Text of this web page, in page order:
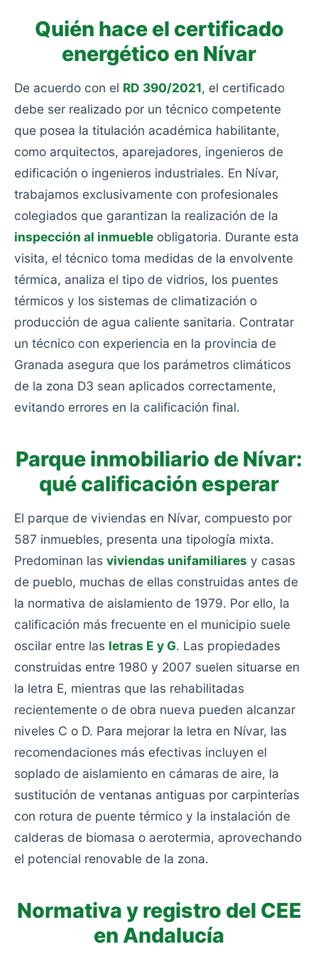
Quién hace el certificado
energético en Nívar
De acuerdo con el RD 390/2021, el certificado
debe ser realizado por un técnico competente
que posea la titulación académica habilitante,
como arquitectos, aparejadores, ingenieros de
edificación o ingenieros industriales. En Nívar,
trabajamos exclusivamente con profesionales
colegiados que garantizan la realización de la
inspección al inmueble obligatoria. Durante esta
visita, el técnico toma medidas de la envolvente
térmica, analiza el tipo de vidrios, los puentes
térmicos y los sistemas de climatización o
producción de agua caliente sanitaria. Contratar
un técnico con experiencia en la provincia de
Granada asegura que los parámetros climáticos
de la zona D3 sean aplicados correctamente,
evitando errores en la calificación final.
Parque inmobiliario de Nívar:
qué calificación esperar
El parque de viviendas en Nívar, compuesto por
587 inmuebles, presenta una tipología mixta.
Predominan las viviendas unifamiliares y casas
de pueblo, muchas de ellas construidas antes de
la normativa de aislamiento de 1979. Por ello, la
calificación más frecuente en el municipio suele
oscilar entre las letras E y G. Las propiedades
construidas entre 1980 y 2007 suelen situarse en
la letra E, mientras que las rehabilitadas
recientemente o de obra nueva pueden alcanzar
niveles C o D. Para mejorar la letra en Nívar, las
recomendaciones más efectivas incluyen el
soplado de aislamiento en cámaras de aire, la
sustitución de ventanas antiguas por carpinterías
con rotura de puente térmico y la instalación de
calderas de biomasa o aerotermia, aprovechando
el potencial renovable de la zona.
Normativa y registro del CEE
en Andalucía